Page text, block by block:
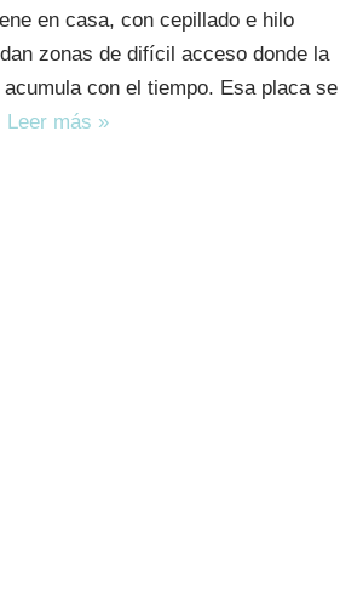
en casa, con cepillado e hilo
zonas de difícil acceso donde la
con el tiempo. Esa placa se
Leer más »